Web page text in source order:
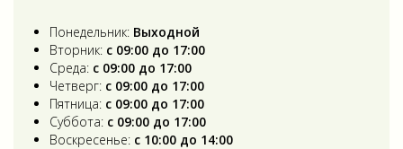
Понедельник: Выходной
Вторник: с 09:00 до 17:00
Среда: с 09:00 до 17:00
Четверг: с 09:00 до 17:00
Пятница: с 09:00 до 17:00
Суббота: с 09:00 до 17:00
Воскресенье: с 10:00 до 14:00